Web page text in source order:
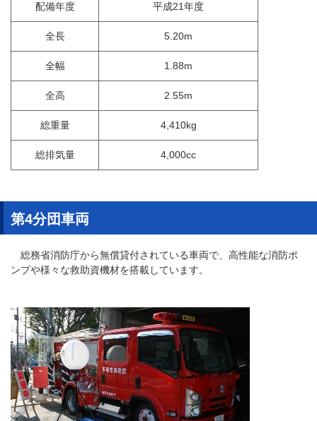
配備年度 平成21年度
全長 5.20m
全幅 1.88m
全高 2.55m
総重量 4,410kg
総排気量 4,000cc
第4分団車両
総務省消防庁から無償貸付されている車両で、高性能な消防ポ
ンプや様々な救助資機材を搭載しています。